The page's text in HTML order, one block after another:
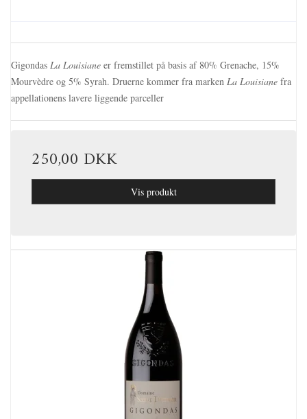
Gigondas La Louisiane er fremstillet på basis af 80% Grenache, 15%
Mourvèdre og 5% Syrah. Druerne kommer fra marken La Louisiane fra
appellationens lavere liggende parceller
250,00 DKK
Vis produkt